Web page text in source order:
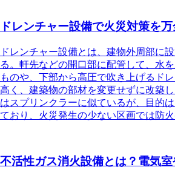
ドレンチャー設備で火災対策を万
ドレンチャー設備とは、建物外周部に
る。軒先などの開口部に配管して、水
ものや、下部から高圧で吹き上げるド
高く、建築物の部材を変更せずに改築
はスプリンクラーに似ているが、目的
ており、火災発生の少ない区画では防
不活性ガス消火設備とは？電気室